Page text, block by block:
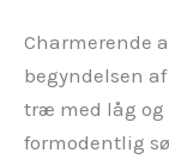
Charmerende
begyndelsen
træ med låg
formodentlig